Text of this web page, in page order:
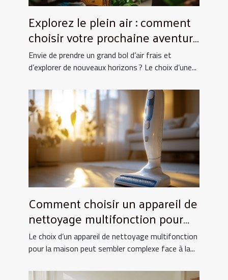
Explorez le plein air : comment
choisir votre prochaine aventure
nature ?
Envie de prendre un grand bol d’air frais et
d’explorer de nouveaux horizons ? Le choix d’une...
Comment choisir un appareil de
nettoyage multifonction pour
votre maison ?
Le choix d’un appareil de nettoyage multifonction
pour la maison peut sembler complexe face à la...